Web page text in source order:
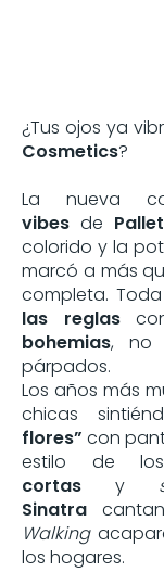
¿Tus ojos ya
Cosmetics?
La nueva
vibes de
colorido y la
marcó a más
completa.
las reglas
bohemias, no
párpados.
Los años más
chicas
flores” con
estilo de los
cortas
y
Sinatra
Walking
los hogares.